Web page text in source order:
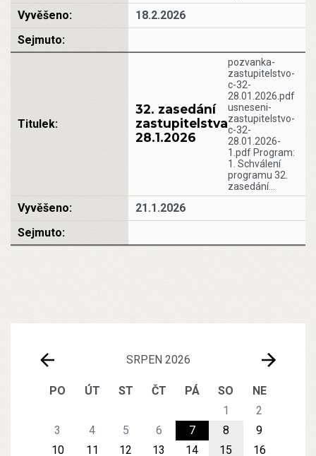
SRPEN 2026
PO ÚT ST ČT PÁ SO
NE
1
2
3
4 5 6 7 8
9
10
11 12 13 14 15
16
18.2.2026
32. zasedání
zastupitelstva
28.1.2026
pozvanka-
zastupitelstvo-
c-32-
28.01.2026.pdf
usneseni-
zastupitelstvo-
c-32-
28.01.2026-
1.pdf Program:
1. Schválení
programu 32.
zasedání…
21.1.2026